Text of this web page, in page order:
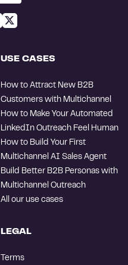
USE CASES
How to Attract New B2B
Customers with Multichannel
How to Make Your Automated
LinkedIn Outreach Feel Human
How to Build Your First
Multichannel AI Sales Agent
Build Better B2B Personas with
Multichannel Outreach
All our use cases
LEGAL
Terms